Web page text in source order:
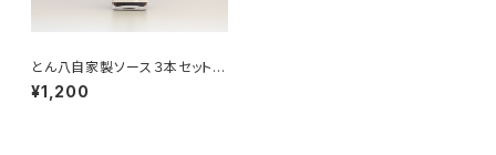
とん八自家製ソース３本セット（1
本180ml）
¥1,200